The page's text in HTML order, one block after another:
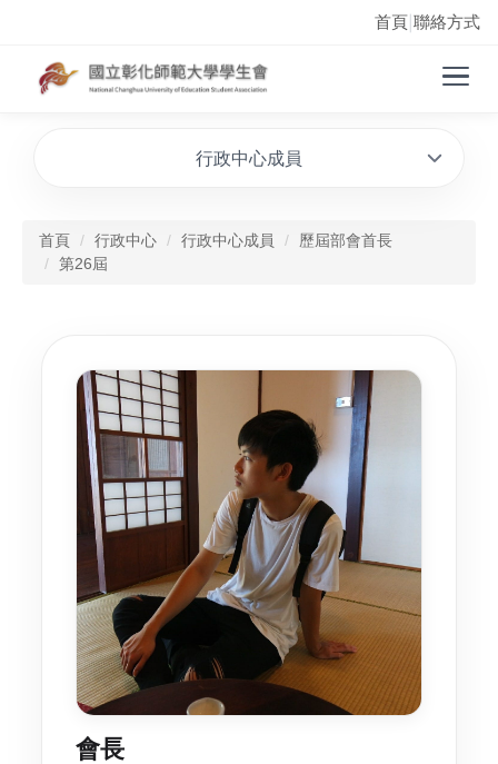
首頁 聯絡方式
行政中心成員
首頁 行政中心 行政中心成員
歷屆部會首長
第26屆
會長